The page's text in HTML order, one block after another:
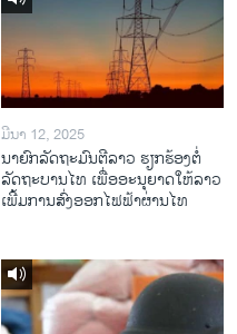
ມີນາ 12, 2025
ນາຍົກລັດຖະມົນຕີລາວ ຮຽກຮ້ອງຕໍ່
ລັດຖະບານໄທ ເພື່ອອະນຸຍາດໃຫ້ລາວ
ເພີ້ມການສົ່ງອອກໄຟຟ້າຜ່ານໄທ